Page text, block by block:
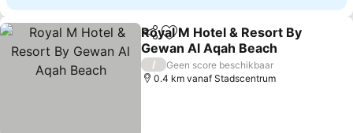
DelenToevoegen aan favorieten
Royal M Hotel & Resort By
Gewan Al Aqah Beach
Prijzen bekijken
/
Geen score beschikbaar
0.4 km vanaf Stadscentrum